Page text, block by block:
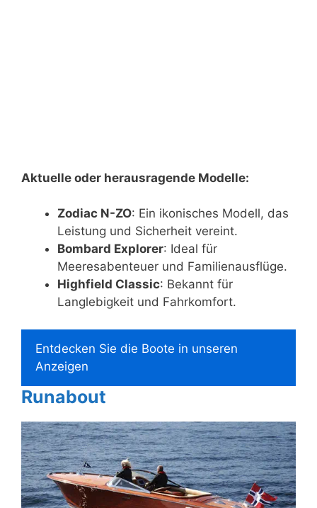
Aktuelle oder herausragende Modelle:
Zodiac N-ZO: Ein ikonisches Modell, das
Leistung und Sicherheit vereint.
Bombard Explorer: Ideal für
Meeresabenteuer und Familienausflüge.
Highfield Classic: Bekannt für
Langlebigkeit und Fahrkomfort.
Entdecken Sie die Boote in unseren
Anzeigen
Runabout